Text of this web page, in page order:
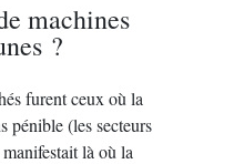
machines
?
furent ceux où la
pénible (les secteurs
là où la